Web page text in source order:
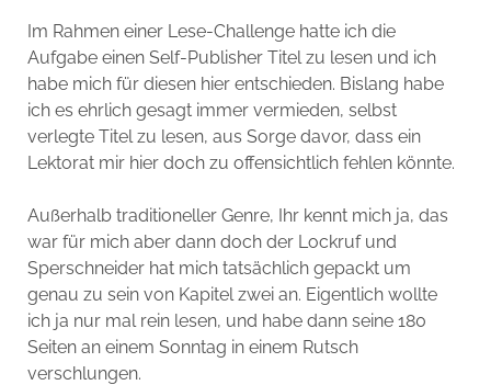
Im Rahmen einer Lese-Challenge hatte ich die
Aufgabe einen Self-Publisher Titel zu lesen und ich
habe mich für diesen hier entschieden. Bislang habe
ich es ehrlich gesagt immer vermieden, selbst
verlegte Titel zu lesen, aus Sorge davor, dass ein
Lektorat mir hier doch zu offensichtlich fehlen könnte.
Außerhalb traditioneller Genre, Ihr kennt mich ja, das
war für mich aber dann doch der Lockruf und
Sperschneider hat mich tatsächlich gepackt um
genau zu sein von Kapitel zwei an. Eigentlich wollte
ich ja nur mal rein lesen, und habe dann seine 180
Seiten an einem Sonntag in einem Rutsch
verschlungen.